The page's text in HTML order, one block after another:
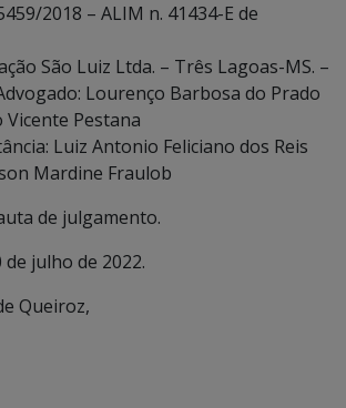
2018 – ALIM n. 41434-E de
São Luiz Ltda. – Três Lagoas-MS. –
Lourenço Barbosa do Prado
Pestana
Luiz Antonio Feliciano dos Reis
Mardine Fraulob
de julgamento.
julho de 2022.
Queiroz,